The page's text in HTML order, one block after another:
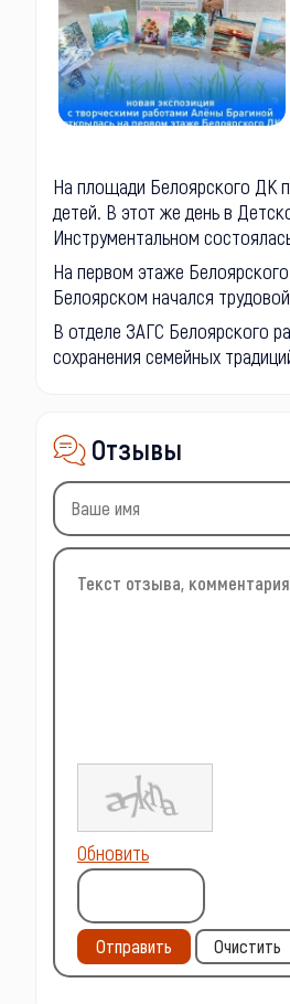
На площади Белоярского ДК
детей. В этот же день в
Инструментальном
На первом этаже
Белоярском начался
В отделе ЗАГС Белоярского
сохранения семейных
Отзывы
Обновить
Отправить Очистить